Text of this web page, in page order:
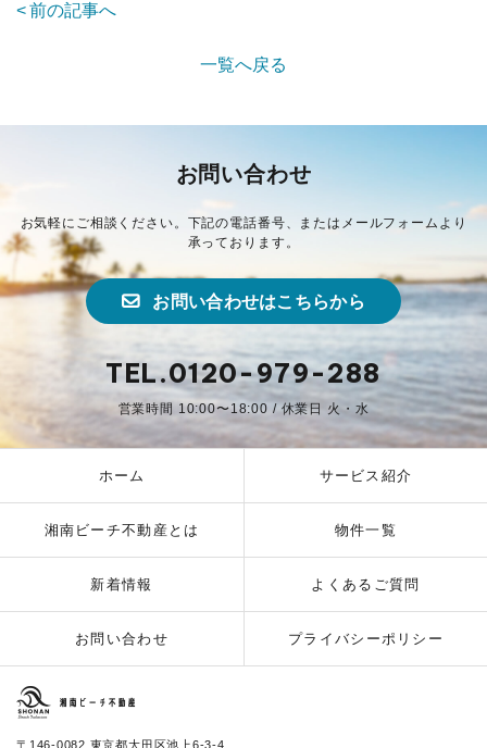
前の記事へ
一覧へ戻る
お問い合わせ
お気軽にご相談ください。下記の電話番号、またはメールフォームより
承っております。
お問い合わせはこちらから
TEL.0120-979-288
営業時間 10:00〜18:00 / 休業日 火・水
〒146-0082 東京都大田区池上6-3-4
ホーム サービス紹介
湘南ビーチ不動産とは 物件一覧
新着情報 よくあるご質問
お問い合わせ プライバシーポリシー